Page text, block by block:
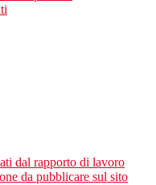
dal rapporto di lavoro
da pubblicare sul sito